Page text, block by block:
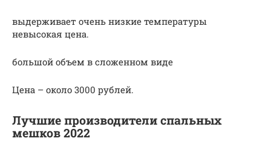
выдерживает очень низкие температуры
невысокая цена.
большой объем в сложенном виде
Цена – около 3000 рублей.
Лучшие производители спальных
мешков 2022